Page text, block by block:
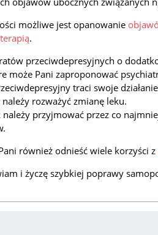
możliwe jest opanowanie
.
przeciwdepresyjnych o
może Pani zaproponować
traci swoje
rozważyć zmianę leku.
przyjmować przez co
również odnieść wiele korzyści z
i życzę szybkiej poprawy